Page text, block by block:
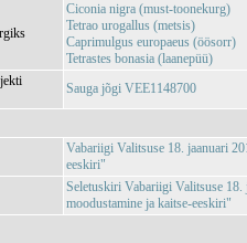
Ciconia nigra (must-toonekurg)
Tetrao urogallus (metsis)
Caprimulgus europaeus (öösorr)
Tetrastes bonasia (laanepüü)
Sauga jõgi VEE1148700
Vabariigi Valitsuse 18. jaanuari
eeskiri"
Seletuskiri Vabariigi Valitsuse 18.
moodustamine ja kaitse-eeskiri"